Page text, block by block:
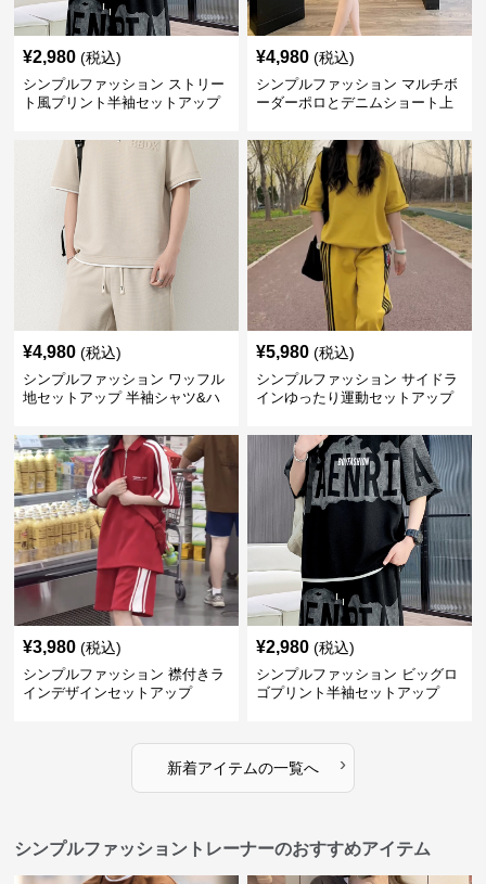
¥2,980 (税込)
シンプルファッション ストリー
ト風プリント半袖セットアップ
¥4,980 (税込)
シンプルファッション マルチボ
ーダーポロとデニムショート上
¥4,980 (税込)
シンプルファッション ワッフル
地セットアップ 半袖シャツ&ハ
¥5,980 (税込)
シンプルファッション サイドラ
インゆったり運動セットアップ
¥3,980 (税込)
シンプルファッション 襟付きラ
インデザインセットアップ
¥2,980 (税込)
シンプルファッション ビッグロ
ゴプリント半袖セットアップ
新着アイテムの一覧へ ›
シンプルファッショントレーナーのおすすめアイテム